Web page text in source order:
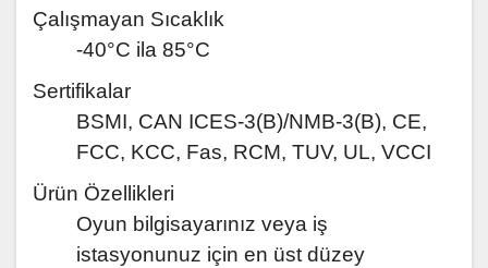
Çalışmayan Sıcaklık
-40°C ila 85°C
Sertifikalar
BSMI, CAN ICES-3(B)/NMB-3(B), CE,
FCC, KCC, Fas, RCM, TUV, UL, VCCI
Ürün Özellikleri
Oyun bilgisayarınız veya iş
istasyonunuz için en üst düzey